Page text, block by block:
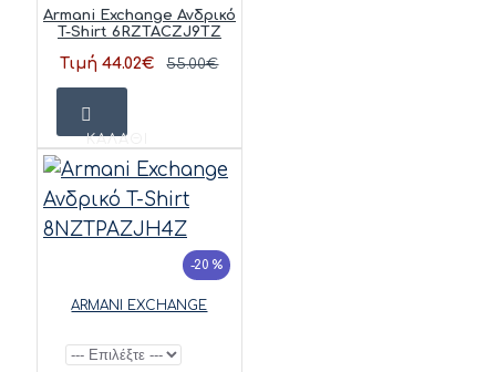
Armani Exchange Ανδρικό
T-Shirt 6RZTACZJ9TZ
Τιμή 44.02€ 55.00€
ΚΑΛΆΘΙ
-20 %
ARMANI EXCHANGE